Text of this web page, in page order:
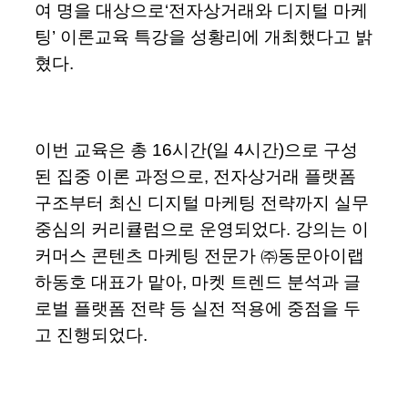
여 명을 대상으로‘전자상거래와 디지털 마케
팅’ 이론교육 특강을 성황리에 개최했다고 밝
혔다.
이번 교육은 총 16시간(일 4시간)으로 구성
된 집중 이론 과정으로, 전자상거래 플랫폼
구조부터 최신 디지털 마케팅 전략까지 실무
중심의 커리큘럼으로 운영되었다. 강의는 이
커머스 콘텐츠 마케팅 전문가 ㈜동문아이랩
하동호 대표가 맡아, 마켓 트렌드 분석과 글
로벌 플랫폼 전략 등 실전 적용에 중점을 두
고 진행되었다.